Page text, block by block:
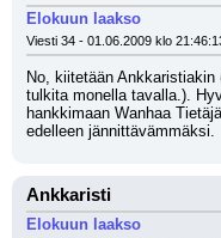
Elokuun laakso
Viesti 34 - 01.06.2009 klo
No, kiitetään
tulkita monella tavalla.).
hankkimaan Wanhaa
edelleen jännittävämmäksi.
Ankkaristi
Elokuun laakso